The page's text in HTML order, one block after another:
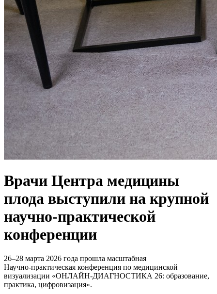
Врачи Центра медицины
плода выступили на крупной
научно‑практической
конференции
26–28 марта 2026 года прошла масштабная
Научно‑практическая конференция по медицинской
визуализации «ОНЛАЙН‑ДИАГНОСТИКА 26: образование,
практика, цифровизация».